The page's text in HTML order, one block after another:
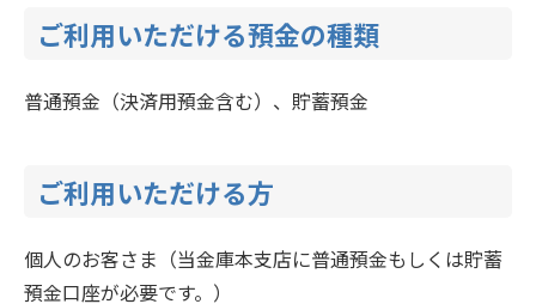
ご利用いただける預金の種類
普通預金（決済用預金含む）、貯蓄預金
ご利用いただける方
個人のお客さま（当金庫本支店に普通預金もしくは貯蓄
預金口座が必要です。）